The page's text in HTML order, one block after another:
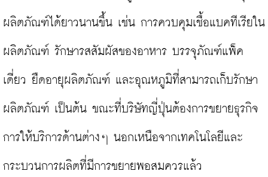
ผลิตภัณฑ์ได้ยาวนานขึ้น เช่น การควบคุมเชื้อแบคทีเรียใน
ผลิตภัณฑ์ รักษารสสัมผัสของอาหาร บรรจุภัณฑ์แพ็ค
เดี่ยว ยืดอายุผลิตภัณฑ์ และอุณหภูมิที่สามารถเก็บรักษา
ผลิตภัณฑ์ เป็นต้น ขณะที่บริษัทญี่ปุ่นต้องการขยายธุรกิจ
การให้บริการด้านต่างๆ นอกเหนือจากเทคโนโลยีและ
กระบวนการผลิตที่มีการขยายพอสมควรแล้ว